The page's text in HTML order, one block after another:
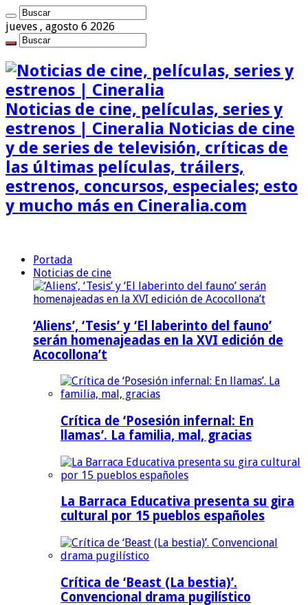
jueves , agosto 6 2026
Noticias de cine, películas, series y
estrenos | Cineralia Noticias de cine
y de series de televisión, críticas de
las últimas películas, tráilers,
estrenos, concursos, especiales; esto
y mucho más en Cineralia.com
Portada
Noticias de cine
‘Aliens’, ‘Tesis’ y ‘El laberinto del fauno’
serán homenajeadas en la XVI edición de
Acocollona’t
Crítica de ‘Posesión infernal: En
llamas’. La familia, mal, gracias
La Barraca Educativa presenta su gira
cultural por 15 pueblos españoles
Crítica de ‘Beast (La bestia)’.
Convencional drama pugilístico